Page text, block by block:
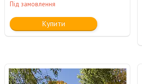
Під замовлення
Купити